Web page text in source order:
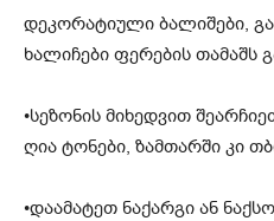
დეკორატიული ბალიშები,
ხალიჩები ფერების თამაშს
•სეზონის მიხედვით
ღია ტონები, ზამთარში კი
•დაამატეთ ნაქარგი ან